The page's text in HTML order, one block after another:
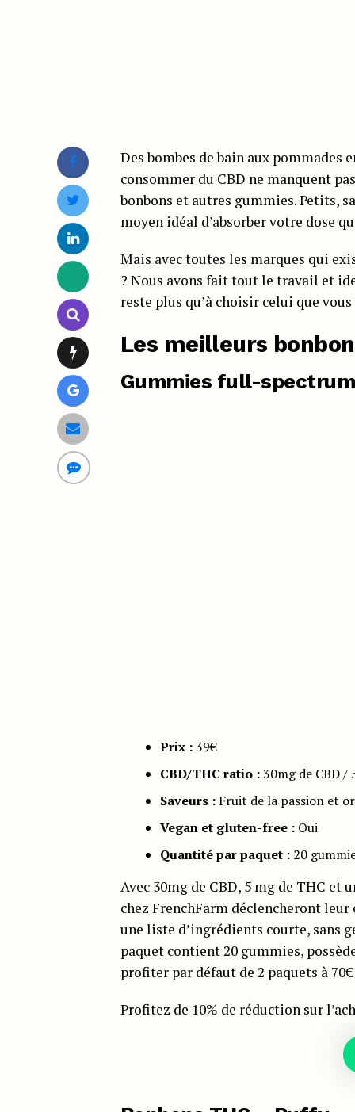
Des bombes de bain aux pommades
consommer du CBD ne manquent
bonbons et autres gummies. Petits,
moyen idéal d’absorber votre dose
Mais avec toutes les marques qui
? Nous avons fait tout le travail et
reste plus qu’à choisir celui que vous
Les meilleurs
Gummies full-
Prix :39€
CBD/THC ratio :30mg de CBD /
Saveurs : Fruit de la passion et
Vegan et gluten-free : Oui
Quantité par paquet : 20
Avec 30mg de CBD, 5 mg de THC et
chez FrenchFarm déclencheront
une liste d’ingrédients courte, sans
paquet contient 20 gummies,
profiter par défaut de 2 paquets à
Profitez de 10% de réduction sur